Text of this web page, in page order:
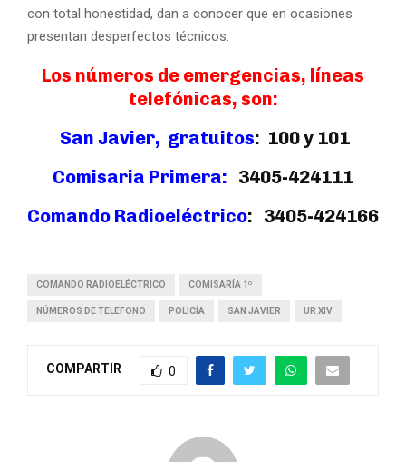
con total honestidad, dan a conocer que en ocasiones
presentan desperfectos técnicos.
Los números de emergencias, líneas
telefónicas, son:
San Javier, gratuitos: 100 y 101
Comisaria Primera: 3405-424111
Comando Radioeléctrico: 3405-424166
COMANDO RADIOELÉCTRICO COMISARÍA 1º
NÚMEROS DE TELEFONO POLICÍA SAN JAVIER UR XIV
COMPARTIR 0